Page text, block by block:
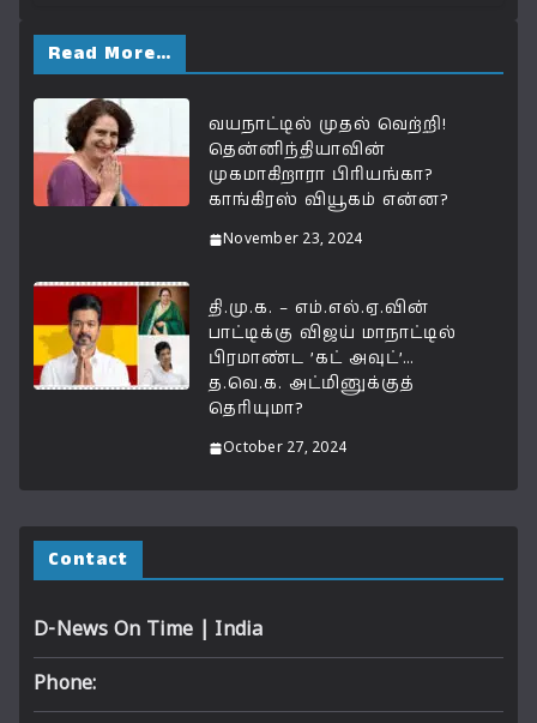
Read More…
வயநாட்டில் முதல் வெற்றி!
தென்னிந்தியாவின்
முகமாகிறாரா பிரியங்கா?
காங்கிரஸ் வியூகம் என்ன?
November 23, 2024
தி.மு.க. – எம்.எல்.ஏ.வின்
பாட்டிக்கு விஜய் மாநாட்டில்
பிரமாண்ட ’கட் அவுட்’…
த.வெ.க. அட்மினுக்குத்
தெரியுமா?
October 27, 2024
Contact
D-News On Time | India
Phone: